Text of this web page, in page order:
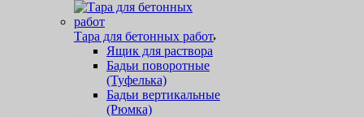
Тара для бетонных работ
Ящик для раствора
Бадьи поворотные
(Туфелька)
Бадьи вертикальные
(Рюмка)